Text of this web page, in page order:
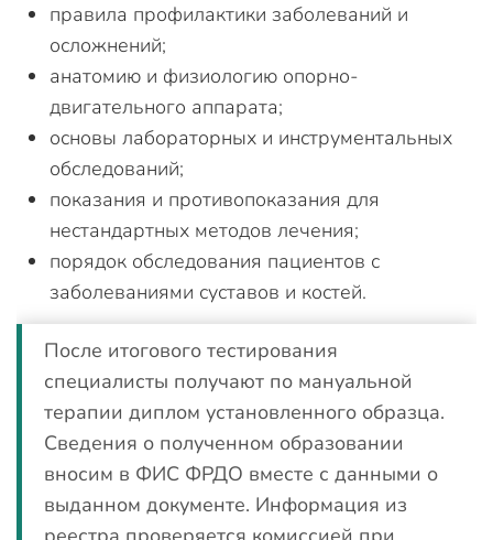
правила профилактики заболеваний и
осложнений;
анатомию и физиологию опорно-
двигательного аппарата;
основы лабораторных и инструментальных
обследований;
показания и противопоказания для
нестандартных методов лечения;
порядок обследования пациентов с
заболеваниями суставов и костей.
После итогового тестирования
специалисты получают по мануальной
терапии диплом установленного образца.
Сведения о полученном образовании
вносим в ФИС ФРДО вместе с данными о
выданном документе. Информация из